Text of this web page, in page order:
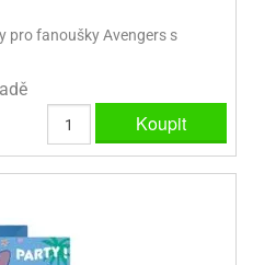
pro fanoušky Avengers s
Koupit